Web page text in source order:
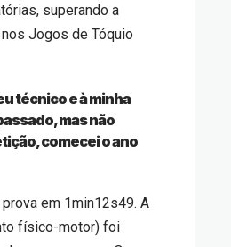
superando a
Jogos de Tóquio
técnico e à minha
mas não
comecei o ano
em 1min12s49. A
físico-motor) foi